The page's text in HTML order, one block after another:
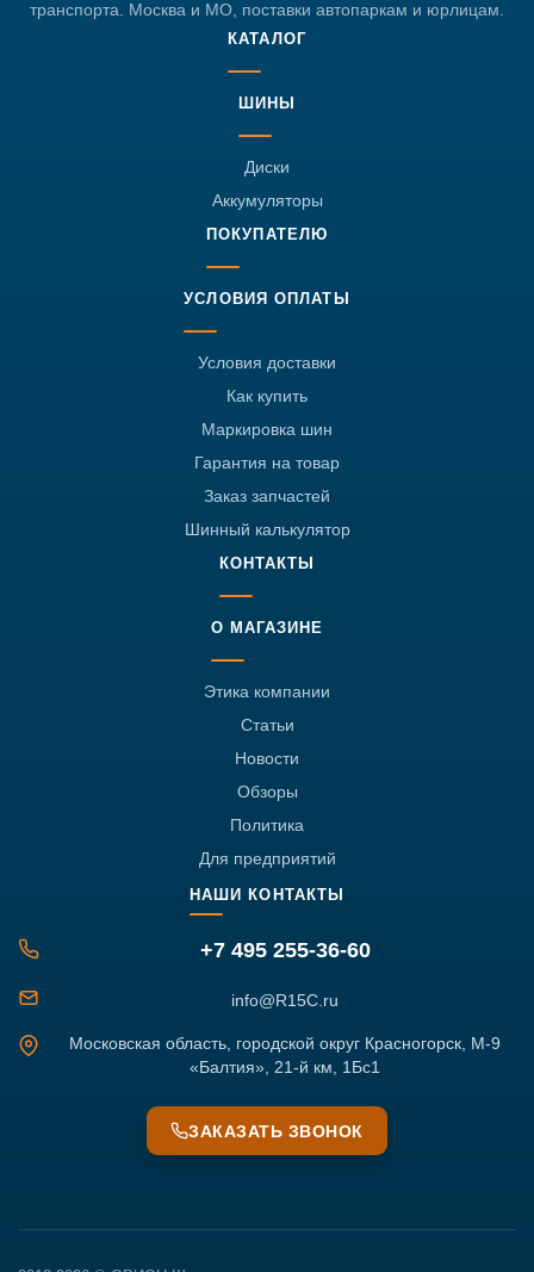
транспорта. Москва и МО, поставки автопаркам и юрлицам.
КАТАЛОГ
ШИНЫ
Диски
Аккумуляторы
ПОКУПАТЕЛЮ
УСЛОВИЯ ОПЛАТЫ
Условия доставки
Как купить
Маркировка шин
Гарантия на товар
Заказ запчастей
Шинный калькулятор
КОНТАКТЫ
О МАГАЗИНЕ
Этика компании
Статьи
Новости
Обзоры
Политика
Для предприятий
НАШИ КОНТАКТЫ
+7 495 255-36-60
info@R15C.ru
Московская область, городской округ Красногорск, М-9
«Балтия», 21-й км, 1Бс1
ЗАКАЗАТЬ ЗВОНОК